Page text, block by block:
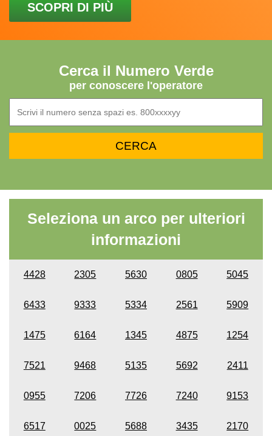
SCOPRI DI PIÙ
Cerca il Numero Verde
per conoscere l'operatore
Seleziona un arco per ulteriori
informazioni
4428 2305 5630 0805 5045
6433 9333 5334 2561 5909
1475 6164 1345 4875 1254
7521 9468 5135 5692 2411
0955 7206 7726 7240 9153
6517 0025 5688 3435 2170